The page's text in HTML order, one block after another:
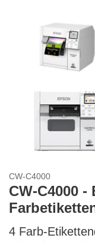
CW-C4000
CW-C4000
4 Farb-